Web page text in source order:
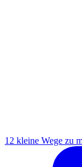
12 kleine Wege zu